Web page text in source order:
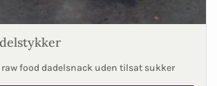
food dadelsnack uden tilsat sukker